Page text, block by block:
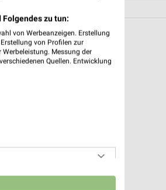
zu tun:
von Werbeanzeigen. Erstellung
von Profilen zur
Messung der
Quellen. Entwicklung